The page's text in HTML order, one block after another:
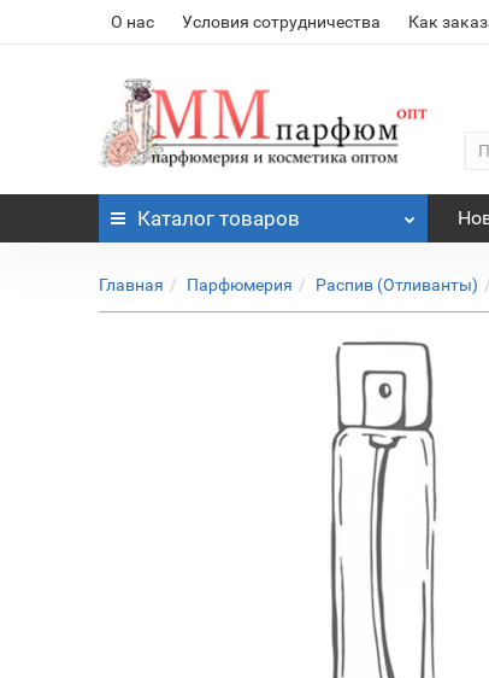
О нас Условия сотрудничества Как
Каталог товаров
Главная Парфюмерия Распив (Отливанты)